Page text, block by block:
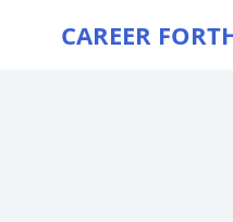
CAREER